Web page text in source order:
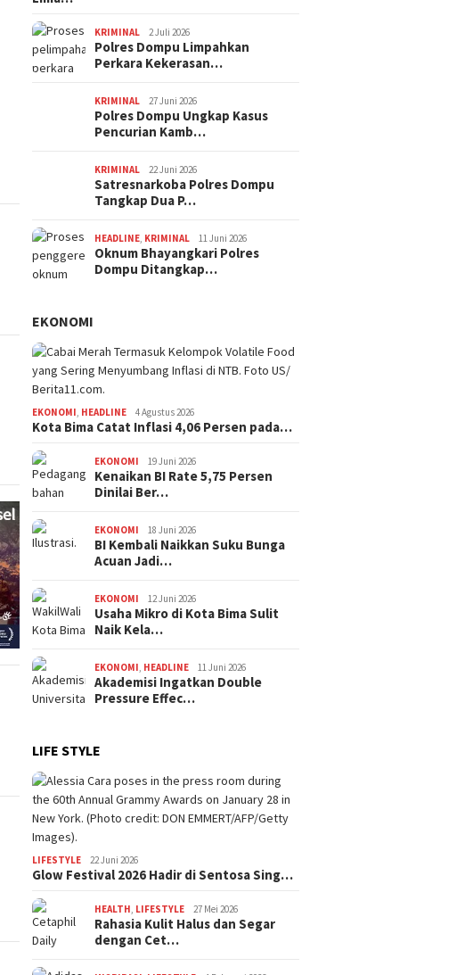
KRIMINAL 2 Juli 2026
Polres Dompu Limpahkan
Perkara Kekerasan…
KRIMINAL 27 Juni 2026
Polres Dompu Ungkap Kasus
Pencurian Kamb…
KRIMINAL 22 Juni 2026
Satresnarkoba Polres Dompu
Tangkap Dua P…
HEADLINE, KRIMINAL 11 Juni 2026
Oknum Bhayangkari Polres
Dompu Ditangkap…
EKONOMI
EKONOMI, HEADLINE 4 Agustus 2026
Kota Bima Catat Inflasi 4,06 Persen pada…
EKONOMI 19 Juni 2026
Kenaikan BI Rate 5,75 Persen
Dinilai Ber…
EKONOMI 18 Juni 2026
BI Kembali Naikkan Suku Bunga
Acuan Jadi…
EKONOMI 12 Juni 2026
Usaha Mikro di Kota Bima Sulit
Naik Kela…
EKONOMI, HEADLINE 11 Juni 2026
Akademisi Ingatkan Double
Pressure Effec…
LIFE STYLE
LIFESTYLE 22 Juni 2026
Glow Festival 2026 Hadir di Sentosa Sing…
HEALTH, LIFESTYLE 27 Mei 2026
Rahasia Kulit Halus dan Segar
dengan Cet…